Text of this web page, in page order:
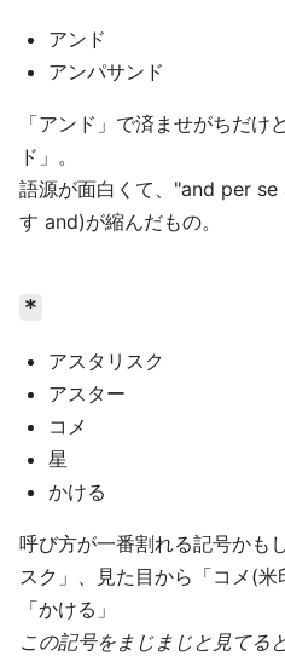
アンド
アンパサンド
「アンド」で済ませがちだ
ド」。
語源が面白くて、"and per
す and)が縮んだもの。
*
アスタリスク
アスター
コメ
星
かける
呼び方が一番割れる記号かも
スク」、見た目から「コメ(
「かける」
この記号をまじまじと見てる